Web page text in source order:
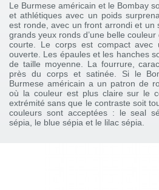
Le Burmese américain et le Bombay
et athlétiques avec un poids
est ronde, avec un front arrondi et un
grands yeux ronds d’une belle
courte. Le corps est compact avec
ouverte. Les épaules et les hanches
de taille moyenne. La fourrure,
près du corps et satinée. Si le
Burmese américain a un patron de
où la couleur est plus claire sur le
extrémité sans que le contraste soit
couleurs sont acceptées : le seal
sépia, le blue sépia et le lilac sépia.